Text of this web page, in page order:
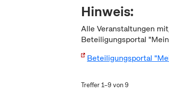
Hinweis:
Alle Veranstaltungen
Beteiligungsportal
Beteiligungsportal
Treffer 1–9 von 9